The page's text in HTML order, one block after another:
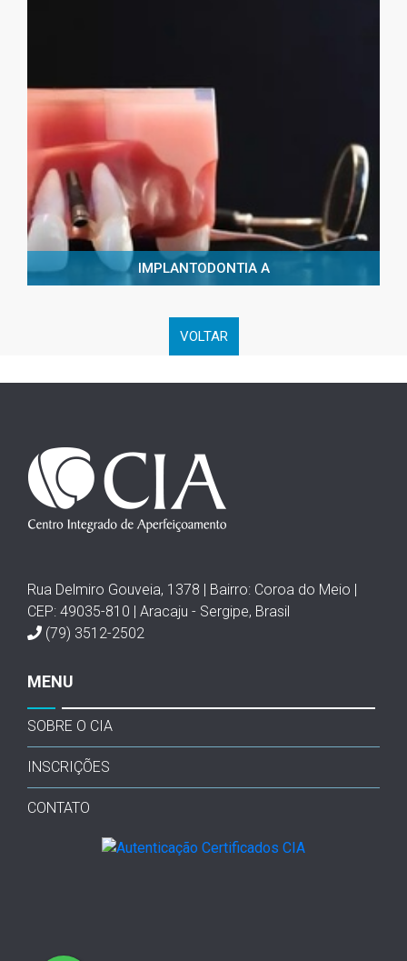
IMPLANTODONTIA A
VOLTAR
Rua Delmiro Gouveia, 1378 | Bairro: Coroa do Meio |
CEP: 49035-810 | Aracaju - Sergipe, Brasil
(79) 3512-2502
MENU
SOBRE O CIA
INSCRIÇÕES
CONTATO